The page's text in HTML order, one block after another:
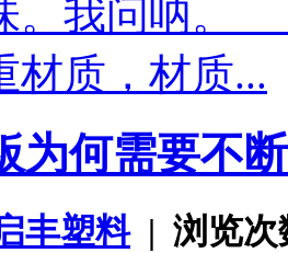
。我问呐。
材质，材质...
为何需要不
丰塑料| 浏览次